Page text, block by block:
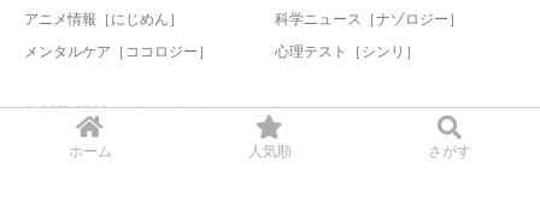
ホーム 人気順 さがす
アニメ情報［にじめん］
科学ニュース［ナゾロジー］
メンタルケア［ココロジー］
心理テスト［シンリ］
© 2017-2026 nazology. all rights reserved.